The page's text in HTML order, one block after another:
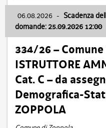
06.08.2026 - Scadenza
domande: 25.09.2026 12:00
334/26 –
ISTRUTTORE
Cat. C – da
Demografica-
ZOPPOLA